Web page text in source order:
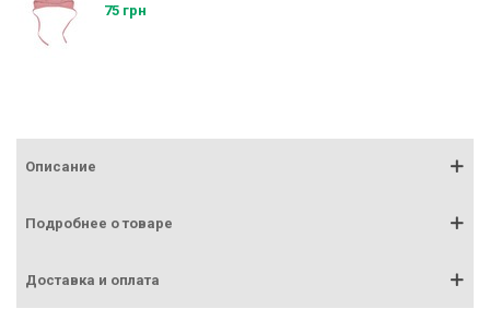
75 грн
Описание
Подробнее о товаре
Доставка и оплата